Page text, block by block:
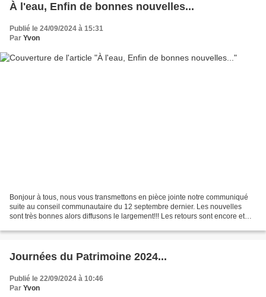
À l'eau, Enfin de bonnes nouvelles...
Publié le 24/09/2024 à 15:31
Par Yvon
Bonjour à tous, nous vous transmettons en pièce jointe notre communiqué
suite au conseil communautaire du 12 septembre dernier. Les nouvelles
sont très bonnes alors diffusons le largement!!! Les retours sont encore et
Journées du Patrimoine 2024...
Publié le 22/09/2024 à 10:46
Par Yvon